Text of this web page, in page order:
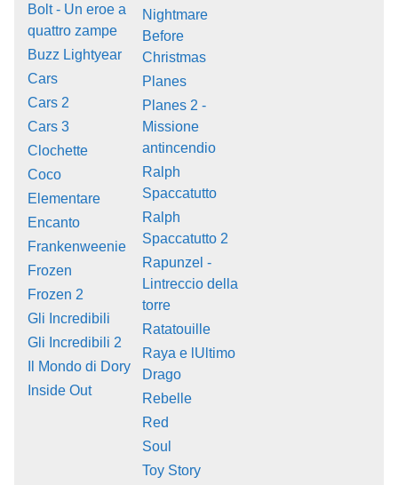
Bolt - Un eroe a
quattro zampe
Buzz Lightyear
Cars
Cars 2
Cars 3
Clochette
Coco
Elementare
Encanto
Frankenweenie
Frozen
Frozen 2
Gli Incredibili
Gli Incredibili 2
Il Mondo di Dory
Inside Out
Nightmare
Before
Christmas
Planes
Planes 2 -
Missione
antincendio
Ralph
Spaccatutto
Ralph
Spaccatutto 2
Rapunzel -
Lintreccio della
torre
Ratatouille
Raya e lUltimo
Drago
Rebelle
Red
Soul
Toy Story